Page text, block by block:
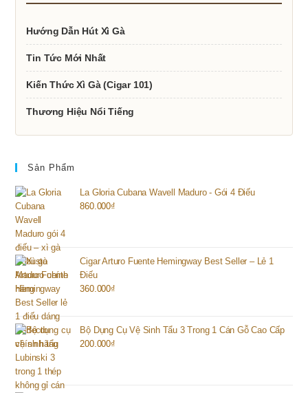
Hướng Dẫn Hút Xì Gà
Tin Tức Mới Nhất
Kiến Thức Xì Gà (Cigar 101)
Thương Hiệu Nổi Tiếng
Sản Phẩm
La Gloria Cubana Wavell Maduro - Gói 4 Điếu
860.000₫
Cigar Arturo Fuente Hemingway Best Seller – Lẻ 1
Điếu
360.000₫
Bộ Dụng Cụ Vệ Sinh Tẩu 3 Trong 1 Cán Gỗ Cao Cấp
200.000₫